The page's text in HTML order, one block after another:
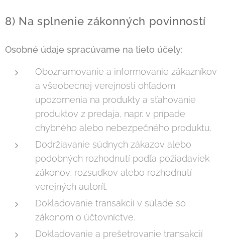
8) Na splnenie zákonných povinností
Osobné údaje spracúvame na tieto účely:
Oboznamovanie a informovanie zákazníkov
a všeobecnej verejnosti ohľadom
upozornenia na produkty a sťahovanie
produktov z predaja, napr. v prípade
chybného alebo nebezpečného produktu.
Dodržiavanie súdnych zákazov alebo
podobných rozhodnutí podľa požiadaviek
zákonov, rozsudkov alebo rozhodnutí
verejných autorít.
Dokladovanie transakcií v súlade so
zákonom o účtovníctve.
Dokladovanie a prešetrovanie transakcií